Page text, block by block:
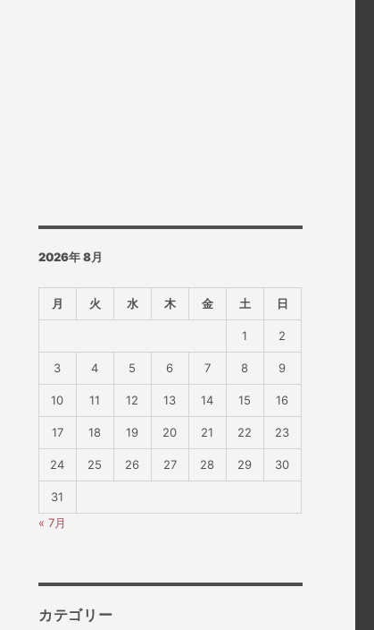
2026年 8月
月 火 水 木 金 土 日
1 2
3 4 5 6 7 8 9
10 11 12 13 14 15 16
17 18 19 20 21 22 23
24 25 26 27 28 29 30
31
« 7月
カテゴリー